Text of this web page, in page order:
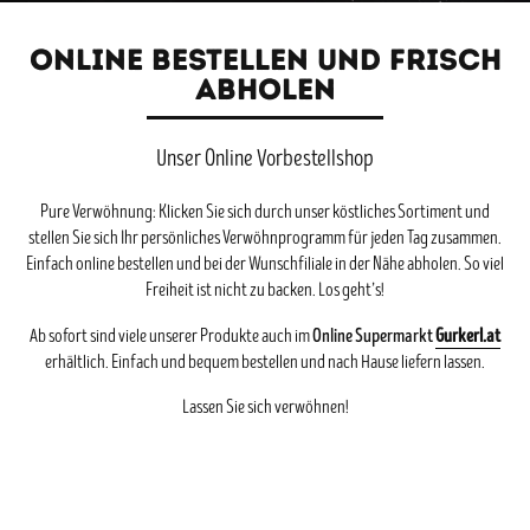
ONLINE BESTELLEN UND FRISCH
ABHOLEN
Unser Online Vorbestellshop
Pure Verwöhnung: Klicken Sie sich durch unser köstliches Sortiment und
stellen Sie sich Ihr persönliches Verwöhnprogramm für jeden Tag zusammen.
Einfach online bestellen und bei der Wunschfiliale in der Nähe abholen. So viel
Freiheit ist nicht zu backen. Los geht’s!
Ab sofort sind viele unserer Produkte auch imOnline SupermarktGurkerl.at
erhältlich. Einfach und bequem bestellen und nach Hause liefern lassen.
Lassen Sie sich verwöhnen!